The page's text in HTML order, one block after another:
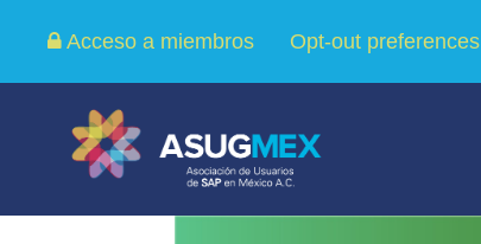
Acceso a miembros Opt-out preferences